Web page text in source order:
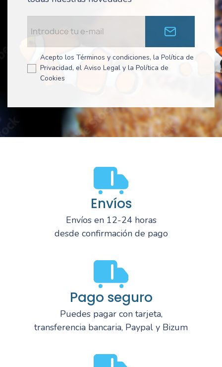
Acepto los Términos y condiciones, la Política de
Privacidad, el Aviso Legal y la Política de
Cookies
Envíos
Envíos en 12-24 horas
desde confirmación de pago
Pago seguro
Puedes pagar con tarjeta,
transferencia bancaria, Paypal y Bizum